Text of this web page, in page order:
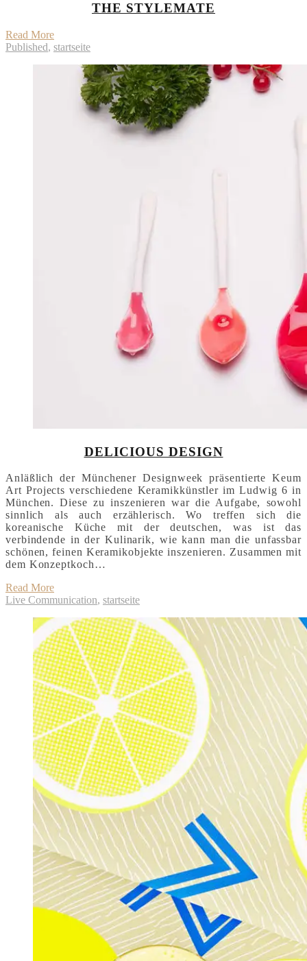
THE STYLEMATE
Read More
Published, startseite
DELICIOUS DESIGN
Anläßlich der Münchener Designweek präsentierte Keum
Art Projects verschiedene Keramikkünstler im Ludwig 6 in
München. Diese zu inszenieren war die Aufgabe, sowohl
sinnlich als auch erzählerisch. Wo treffen sich die
koreanische Küche mit der deutschen, was ist das
verbindende in der Kulinarik, wie kann man die unfassbar
schönen, feinen Keramikobjekte inszenieren. Zusammen mit
dem Konzeptkoch…
Read More
Live Communication, startseite